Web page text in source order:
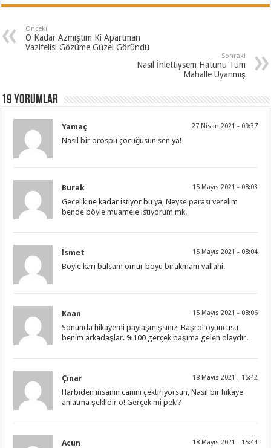
Önceki
O Kadar Azmıştım Ki Apartman
Vazifelisi Gözüme Güzel Göründü
Sonraki
Nasıl İnlettiysem Hatunu Tüm
Mahalle Uyanmış
19 Yorumlar
Yamaç 27 Nisan 2021 - 09:37
Nasıl bir orospu çocuğusun sen ya!
Burak 15 Mayıs 2021 - 08:03
Gecelik ne kadar istiyor bu ya, Neyse parası verelim
bende böyle muamele istiyorum mk.
İsmet 15 Mayıs 2021 - 08:04
Böyle karı bulsam ömür boyu bırakmam vallahi.
Kaan 15 Mayıs 2021 - 08:06
Sonunda hikayemi paylaşmışsınız, Başrol oyuncusu
benim arkadaşlar. %100 gerçek başıma gelen olaydır.
Çınar 18 Mayıs 2021 - 15:42
Harbiden insanın canını çektiriyorsun, Nasıl bir hikaye
anlatma şeklidir o! Gerçek mi peki?
Acun 18 Mayıs 2021 - 15:44